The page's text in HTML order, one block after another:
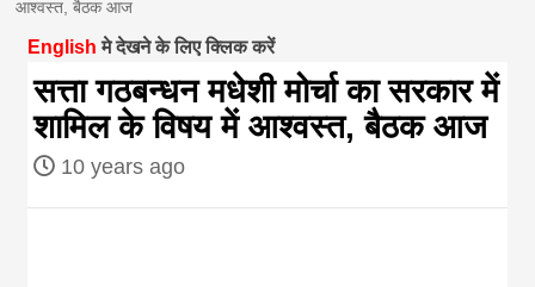
magazine of
Nepal brings
news in hindi
आश्वस्त, बैठक आज
English मे देखने के लिए क्लिक करें
सत्ता गठबन्धन मधेशी मोर्चा का सरकार में
शामिल के विषय में आश्वस्त, बैठक आज
10 years ago